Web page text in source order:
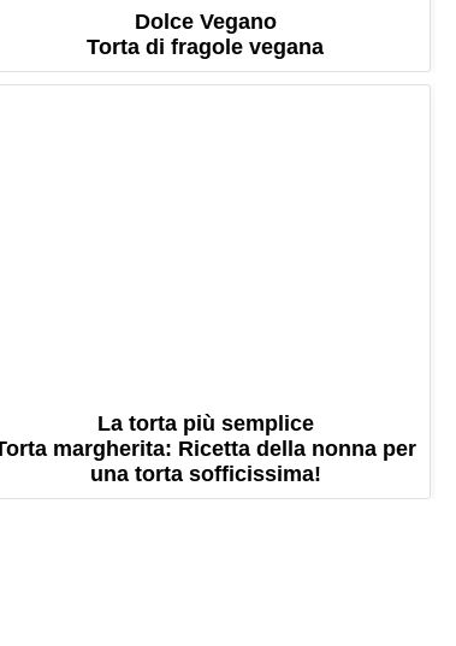
Dolce Vegano
Torta di fragole vegana
La torta più semplice
margherita: Ricetta della nonna per
una torta sofficissima!